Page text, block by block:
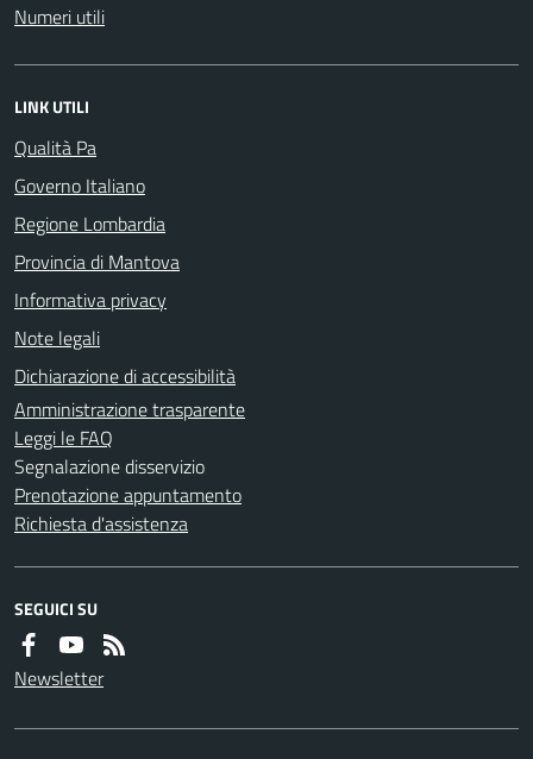
Numeri utili
LINK UTILI
Qualità Pa
Governo Italiano
Regione Lombardia
Provincia di Mantova
Informativa privacy
Note legali
Dichiarazione di accessibilità
Amministrazione trasparente
Leggi le FAQ
Segnalazione disservizio
Prenotazione appuntamento
Richiesta d'assistenza
SEGUICI SU
Newsletter